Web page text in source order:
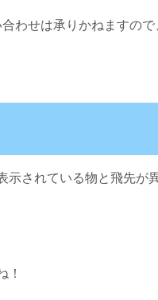
わせは承りかねますので
示されている物と飛先が
！